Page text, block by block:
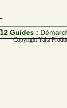
12 Guides :
Copyright Yalta